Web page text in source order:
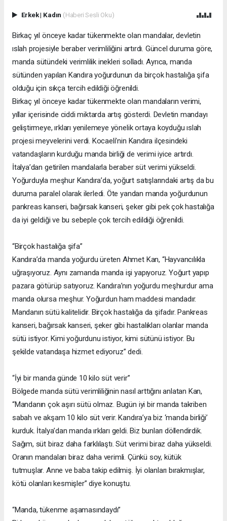
Erkek| Kadın (Haberi Sesli Oku)
Birkaç yıl önceye kadar tükenmekte olan mandalar, devletin
ıslah projesiyle beraber verimliliğini artırdı. Güncel duruma göre,
manda sütündeki verimlilik inekleri solladı. Ayrıca, manda
sütünden yapılan Kandıra yoğurdunun da birçok hastalığa şifa
olduğu için sıkça tercih edildiği öğrenildi.
Birkaç yıl önceye kadar tükenmekte olan mandaların verimi,
yıllar içerisinde ciddi miktarda artış gösterdi. Devletin mandayı
geliştirmeye, ırkları yenilemeye yönelik ortaya koyduğu ıslah
projesi meyvelerini verdi. Kocaeli’nin Kandıra ilçesindeki
vatandaşların kurduğu manda birliği de verimi iyice artırdı.
İtalya’dan getirilen mandalarla beraber süt verimi yükseldi.
Yoğurduyla meşhur Kandıra’da, yoğurt satışlarındaki artış da bu
duruma paralel olarak ilerledi. Öte yandan manda yoğurdunun
pankreas kanseri, bağırsak kanseri, şeker gibi pek çok hastalığa
da iyi geldiği ve bu sebeple çok tercih edildiği öğrenildi.
“Birçok hastalığa şifa”
Kandıra’da manda yoğurdu üreten Ahmet Kan, “Hayvancılıkla
uğraşıyoruz. Aynı zamanda manda işi yapıyoruz. Yoğurt yapıp
pazara götürüp satıyoruz. Kandıra’nın yoğurdu meşhurdur ama
manda olursa meşhur. Yoğurdun ham maddesi mandadır.
Mandanın sütü kalitelidir. Birçok hastalığa da şifadır. Pankreas
kanseri, bağırsak kanseri, şeker gibi hastalıkları olanlar manda
sütü istiyor. Kimi yoğurdunu istiyor, kimi sütünü istiyor. Bu
şekilde vatandaşa hizmet ediyoruz” dedi.
“İyi bir manda günde 10 kilo süt verir”
Bölgede manda sütü verimliliğinin nasıl arttığını anlatan Kan,
“Mandanın çok aşırı sütü olmaz. Bugün iyi bir manda takriben
sabah ve akşam 10 kilo süt verir. Kandıra’ya biz ‘manda birliği’
kurduk. İtalya’dan manda ırkları geldi. Biz bunları döllendirdik.
Sağım, süt biraz daha farklılaştı. Süt verimi biraz daha yükseldi.
Oranın mandaları biraz daha verimli. Çünkü soy, kütük
tutmuşlar. Anne ve baba takip edilmiş. İyi olanları bırakmışlar,
kötü olanları kesmişler” diye konuştu.
“Manda, tükenme aşamasındaydı”